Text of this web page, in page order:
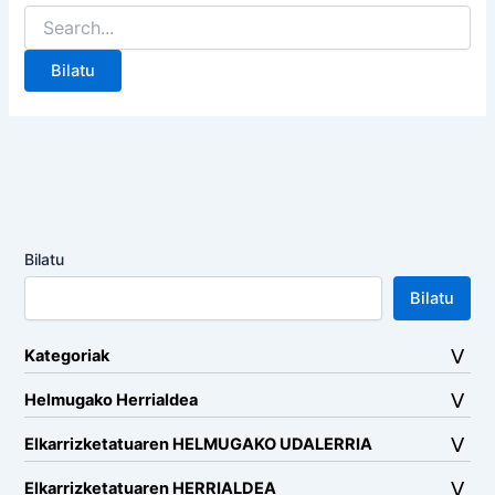
Search
for:
Bilatu
Bilatu
Kategoriak
Helmugako Herrialdea
Elkarrizketatuaren HELMUGAKO UDALERRIA
Elkarrizketatuaren HERRIALDEA